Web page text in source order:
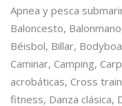
Apnea y pesca
Baloncesto,
Béisbol, Billar,
Caminar, Camping,
acrobáticas, Cross
fitness, Danza clásica,